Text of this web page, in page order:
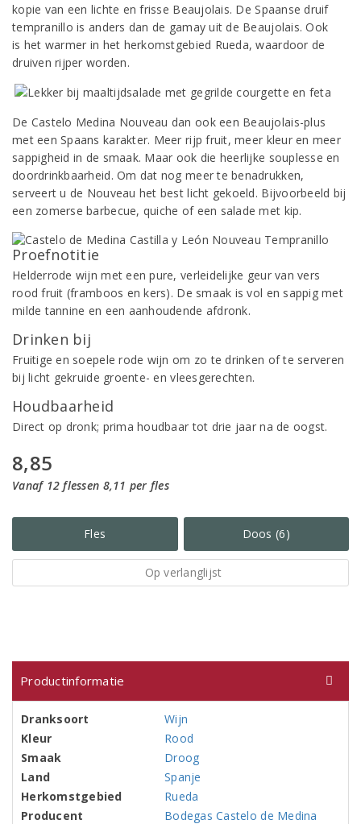
kopie van een lichte en frisse Beaujolais. De Spaanse druif
tempranillo is anders dan de gamay uit de Beaujolais. Ook
is het warmer in het herkomstgebied Rueda, waardoor de
druiven rijper worden.
De Castelo Medina Nouveau dan ook een Beaujolais-plus
met een Spaans karakter. Meer rijp fruit, meer kleur en meer
sappigheid in de smaak. Maar ook die heerlijke souplesse en
doordrinkbaarheid. Om dat nog meer te benadrukken,
serveert u de Nouveau het best licht gekoeld. Bijvoorbeeld bij
een zomerse barbecue, quiche of een salade met kip.
Proefnotitie
Helderrode wijn met een pure, verleidelijke geur van vers
rood fruit (framboos en kers). De smaak is vol en sappig met
milde tannine en een aanhoudende afdronk.
Drinken bij
Fruitige en soepele rode wijn om zo te drinken of te serveren
bij licht gekruide groente- en vleesgerechten.
Houdbaarheid
Direct op dronk; prima houdbaar tot drie jaar na de oogst.
8,85
Vanaf 12 flessen 8,11 per fles
Fles Doos (6)
Op verlanglijst
Productinformatie
Dranksoort
Wijn
Kleur
Rood
Smaak
Droog
Land
Spanje
Herkomstgebied
Rueda
Producent
Bodegas Castelo de Medina